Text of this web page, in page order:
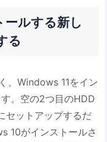
ルする新し
る
、Windows 11をイン
。空の2つ目のHDD
セットアップするだ
10がインストールさ